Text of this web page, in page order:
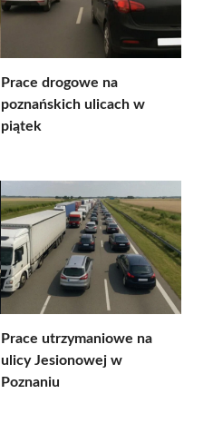
Prace drogowe na
poznańskich ulicach w
piątek
Prace utrzymaniowe na
ulicy Jesionowej w
Poznaniu